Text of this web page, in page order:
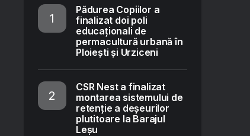
Pădurea Copiilor a
finalizat doi poli
educaționali de
permacultură urbană în
Ploiești și Urziceni
CSR Nest a finalizat
montarea sistemului de
retenție a deșeurilor
plutitoare la Barajul
Leșu